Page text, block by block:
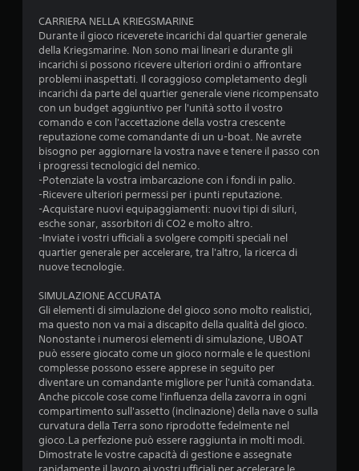
CARRIERA NELLA KRIEGSMARINE
Durante il gioco riceverete incarichi dal quartier generale
della Kriegsmarine. Non sono mai lineari e durante gli
incarichi si possono ricevere ulteriori ordini o affrontare
problemi inaspettati. Il coraggioso completamento degli
incarichi da parte del quartier generale viene ricompensato
con un budget aggiuntivo per l'unità sotto il vostro
comando e con l'accettazione della vostra crescente
reputazione come comandante di un u-boat. Ne avrete
bisogno per aggiornare la vostra nave e tenere il passo con
i progressi tecnologici del nemico.
-Potenziate la vostra imbarcazione con i fondi in palio.
-Ricevere ulteriori permessi per i punti reputazione.
-Acquistare nuovi equipaggiamenti: nuovi tipi di siluri,
esche sonar, assorbitori di CO2 e molto altro.
-Inviate i vostri ufficiali a svolgere compiti speciali nel
quartier generale per accelerare, tra l'altro, la ricerca di
nuove tecnologie.
SIMULAZIONE ACCURATA
Gli elementi di simulazione del gioco sono molto realistici,
ma questo non va mai a discapito della qualità del gioco.
Nonostante i numerosi elementi di simulazione, UBOAT
può essere giocato come un gioco normale e le questioni
complesse possono essere apprese in seguito per
diventare un comandante migliore per l'unità comandata.
Anche piccole cose come l'influenza della zavorra in ogni
compartimento sull'assetto (inclinazione) della nave o sulla
curvatura della Terra sono riprodotte fedelmente nel
gioco.La perfezione può essere raggiunta in molti modi.
Dimostrate le vostre capacità di gestione e assegnate